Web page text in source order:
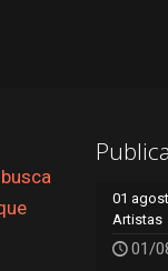
01
Artistas
01/